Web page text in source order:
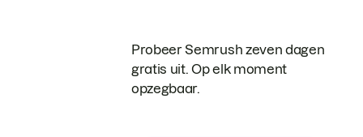
Probeer Semrush zeven dagen
gratis uit. Op elk moment
opzegbaar.